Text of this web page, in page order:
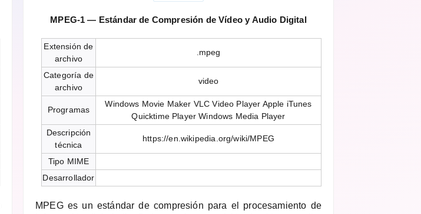
MPEG-1 — Estándar de Compresión de Vídeo y Audio Digital
Extensión de
archivo
.mpeg
Categoría de
archivo
video
Programas
Windows Movie Maker VLC Video Player Apple iTunes
Quicktime Player Windows Media Player
Descripción
técnica
https://en.wikipedia.org/wiki/MPEG
Tipo MIME
Desarrollador
MPEG es un estándar de compresión para el procesamiento de